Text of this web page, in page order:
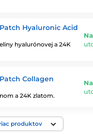
pre čo najkomfortnejší
v kórejských
Hyaluronic Acid
hyalurónovej a 24K
Collagen
a 24K zlatom.
produktov